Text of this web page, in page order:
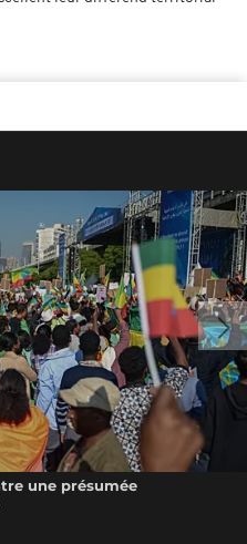
une présumée